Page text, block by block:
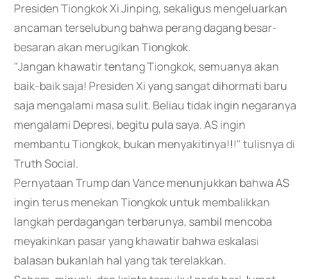
Presiden Tiongkok Xi Jinping, sekaligus mengeluarkan
ancaman terselubung bahwa perang dagang besar-
besaran akan merugikan Tiongkok.
"Jangan khawatir tentang Tiongkok, semuanya akan
baik-baik saja! Presiden Xi yang sangat dihormati baru
saja mengalami masa sulit. Beliau tidak ingin negaranya
mengalami Depresi, begitu pula saya. AS ingin
membantu Tiongkok, bukan menyakitinya!!!" tulisnya di
Truth Social.
Pernyataan Trump dan Vance menunjukkan bahwa AS
ingin terus menekan Tiongkok untuk membalikkan
langkah perdagangan terbarunya, sambil mencoba
meyakinkan pasar yang khawatir bahwa eskalasi
balasan bukanlah hal yang tak terelakkan.